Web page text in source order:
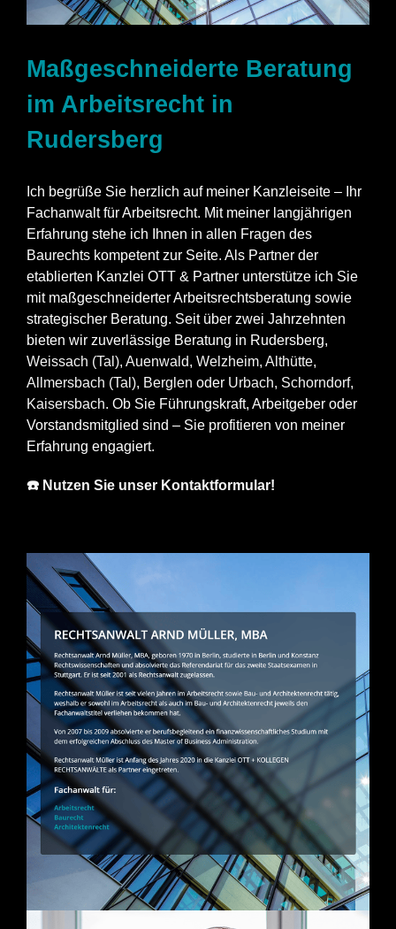
Maßgeschneiderte Beratung
im Arbeitsrecht in
Rudersberg
Ich begrüße Sie herzlich auf meiner Kanzleiseite – Ihr
Fachanwalt für Arbeitsrecht. Mit meiner langjährigen
Erfahrung stehe ich Ihnen in allen Fragen des
Baurechts kompetent zur Seite. Als Partner der
etablierten Kanzlei OTT & Partner unterstütze ich Sie
mit maßgeschneiderter Arbeitsrechtsberatung sowie
strategischer Beratung. Seit über zwei Jahrzehnten
bieten wir zuverlässige Beratung in Rudersberg,
Weissach (Tal), Auenwald, Welzheim, Althütte,
Allmersbach (Tal), Berglen oder Urbach, Schorndorf,
Kaisersbach. Ob Sie Führungskraft, Arbeitgeber oder
Vorstandsmitglied sind – Sie profitieren von meiner
Erfahrung engagiert.
☎️ Nutzen Sie unser Kontaktformular!